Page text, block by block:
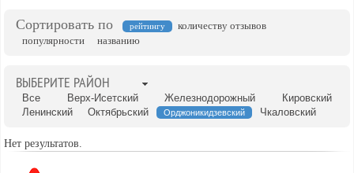
Сортировать по рейтингу
количеству отзывов
популярности
названию
ВЫБЕРИТЕ РАЙОН
Все Верх-Исетский Железнодорожный
Кировский
Ленинский
Октябрьский Орджоникидзевский Чкаловский
Нет результатов.